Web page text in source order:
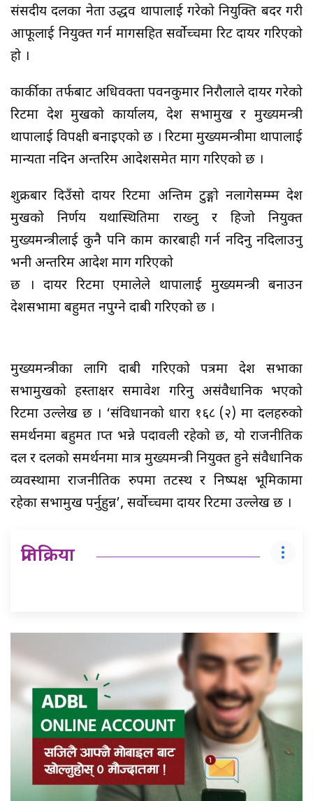
संसदीय दलका नेता उद्धव थापालाई गरेको नियुक्ति बदर गरी
आफूलाई नियुक्त गर्न मागसहित सर्वोच्चमा रिट दायर गरिएको
हो ।
कार्कीका तर्फबाट अधिवक्ता पवनकुमार निरौलाले दायर गरेको
रिटमा प्रदेश प्रमुखको कार्यालय, प्रदेश सभामुख र मुख्यमन्त्री
थापालाई विपक्षी बनाइएको छ । रिटमा मुख्यमन्त्रीमा थापालाई
मान्यता नदिन अन्तरिम आदेशसमेत माग गरिएको छ ।
शुक्रबार दिउँसो दायर रिटमा अन्तिम टुङ्गो नलागेसम्म्म प्रदेश
प्रमुखको निर्णय यथास्थितिमा राख्नु र हिजो नियुक्त
मुख्यमन्त्रीलाई कुनै पनि काम कारबाही गर्न नदिनु नदिलाउनु
भनी अन्तरिम आदेश माग गरिएको
छ । दायर रिटमा एमालेले थापालाई मुख्यमन्त्री बनाउन
प्रदेशसभामा बहुमत नपुग्ने दाबी गरिएको छ ।
मुख्यमन्त्रीका लागि दाबी गरिएको पत्रमा प्रदेश सभाका
सभामुखको हस्ताक्षर समावेश गरिनु असंवैधानिक भएको
रिटमा उल्लेख छ । ‘संविधानको धारा १६८ (२) मा दलहरुको
समर्थनमा बहुमत प्राप्त भन्ने पदावली रहेको छ, यो राजनीतिक
दल र दलको समर्थनमा मात्र मुख्यमन्त्री नियुक्त हुने संवैधानिक
व्यवस्थामा राजनीतिक रुपमा तटस्थ र निष्पक्ष भूमिकामा
रहेका सभामुख पर्नुहुन्न’, सर्वोच्चमा दायर रिटमा उल्लेख छ ।
प्रतिक्रिया